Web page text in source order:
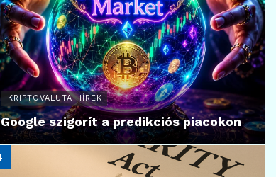
KRIPTOVALUTA HÍREK
Google szigorít a predikciós piacokon